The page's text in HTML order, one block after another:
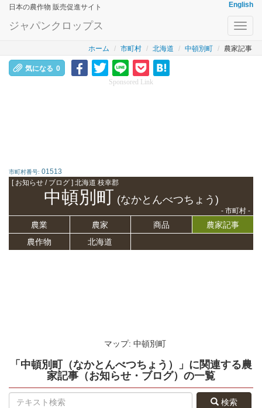
日本の農作物 販売促進サイト English
ジャパンクロップス
ホーム 市町村 北海道 中頓別町 農家記事
気になる 0
Sponsored Link
市町村番号: 01513
[ お知らせ / ブログ ] 北海道 枝幸郡
中頓別町 (なかとんべつちょう)
- 市町村 -
農業 農家 商品
農家記事
農作物
北海道
マップ: 中頓別町
「中頓別町（なかとんべつちょう）」 に関連する農
家記事（お知らせ・ブログ） の一覧
検索